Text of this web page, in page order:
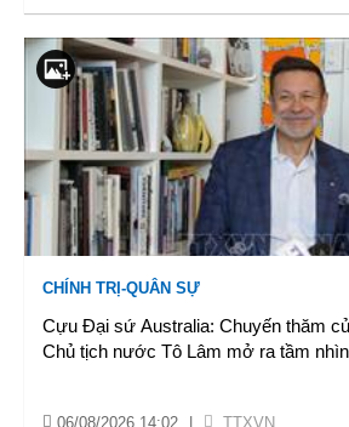
CHÍNH TRỊ-QUÂN SỰ
Cựu Đại sứ Australia: Chuyến thăm
Chủ tịch nước Tô Lâm mở ra tầm
06/08/2026 14:02 TTXVN